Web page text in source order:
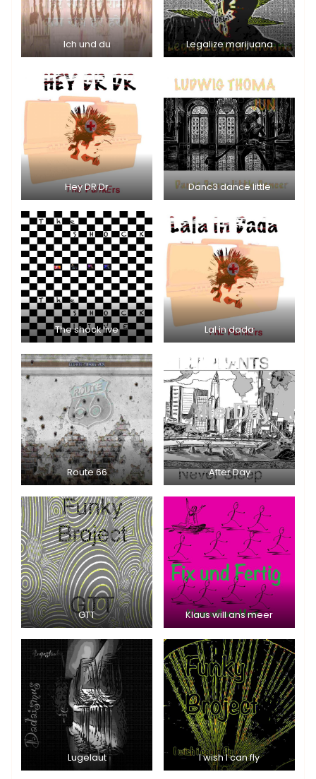
Ich und du Legalize marijuana
Hey DR Dr Danc3 dance little
The shock live Lal in dada
Route 66 After Day
GTT Klaus will ans meer
Lugelaut I wish I can fly